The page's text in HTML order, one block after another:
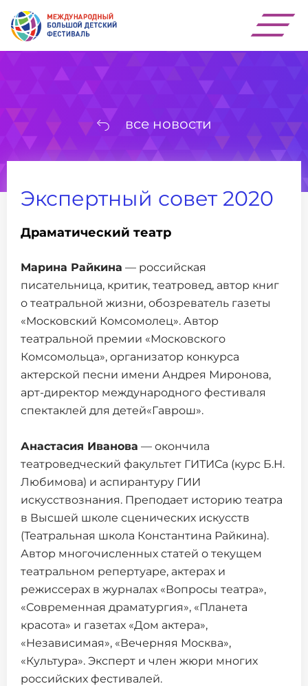
все новости
Экспертный совет 2020
Драматический театр
Марина Райкина — российская
писательница, критик, театровед, автор книг
о театральной жизни, обозреватель газеты
«Московский Комсомолец». Автор
театральной премии «Московского
Комсомольца», организатор конкурса
актерской песни имени Андрея Миронова,
арт-директор международного фестиваля
спектаклей для детей«Гаврош».
Анастасия Иванова — окончила
театроведческий факультет ГИТИСа (курс Б.Н.
Любимова) и аспирантуру ГИИ
искусствознания. Преподает историю театра
в Высшей школе сценических искусств
(Театральная школа Константина Райкина).
Автор многочисленных статей о текущем
театральном репертуаре, актерах и
режиссерах в журналах «Вопросы театра»,
«Современная драматургия», «Планета
красота» и газетах «Дом актера»,
«Независимая», «Вечерняя Москва»,
«Культура». Эксперт и член жюри многих
российских фестивалей.